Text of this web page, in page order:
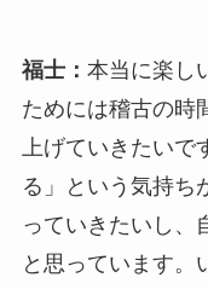
福士： 本当に楽し
ためには稽古の時
上げていきたいで
る」という気持ち
っていきたいし、
と思っています。